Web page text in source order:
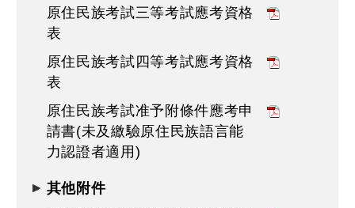
原住民族考試三等考試應考資格
表
原住民族考試四等考試應考資格
表
原住民族考試准予附條件應考申
請書(未及繳驗原住民族語言能
力認證者適用)
其他附件